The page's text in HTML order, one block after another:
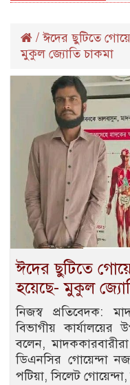
/ঈদের ছুটিতে
মুকুল জ্যোতি চাকমা
ঈদের ছুটিতে
হয়েছে- মুকুল
নিজস্ব প্রতিবেদক:
বিভাগীয়
বলেন,
ডিএনসির গোয়েন্দা
পটিয়া, সিলেট